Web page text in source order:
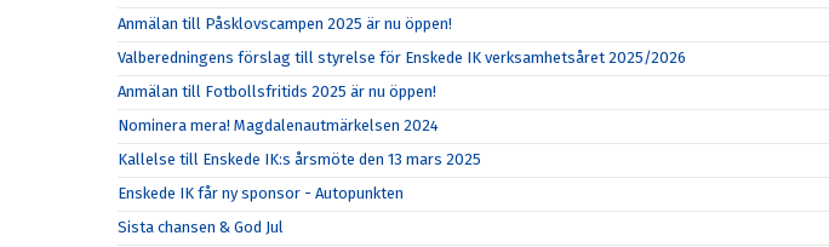
Anmälan till Påsklovscampen 2025 är nu öppen!
Valberedningens förslag till styrelse för Enskede IK verksamhetsåret 2025/2026
Anmälan till Fotbollsfritids 2025 är nu öppen!
Nominera mera! Magdalenautmärkelsen 2024
Kallelse till Enskede IK:s årsmöte den 13 mars 2025
Enskede IK får ny sponsor - Autopunkten
Sista chansen & God Jul